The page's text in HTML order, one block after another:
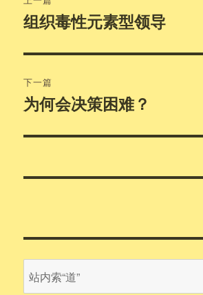
章
航
上
文
章：
组织毒性元素型领导
下一篇
下
文
为何会决策困难？
内